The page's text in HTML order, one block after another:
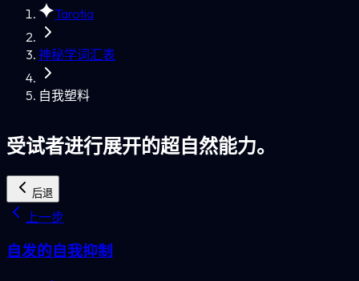
Tarotia
神秘学词汇表
自我塑料
受试者进行展开的超自然能力。
后退
上一步
自发的自我抑制